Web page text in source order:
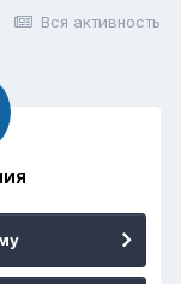
Вся активность